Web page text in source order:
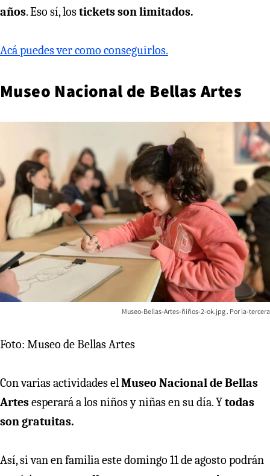
años. Eso sí, lostickets son limitados.
Acá puedes ver como conseguirlos.
Museo Nacional de Bellas Artes
Museo-Bellas-Artes-ñiños-2-ok.jpg la-tercera
Foto: Museo de Bellas Artes
Con varias actividades elMuseo Nacional de Bellas
Artesesperará a los niños y niñas en su día. Ytodas
son gratuitas.
Así, si van en familia este domingo 11 de agosto podrán